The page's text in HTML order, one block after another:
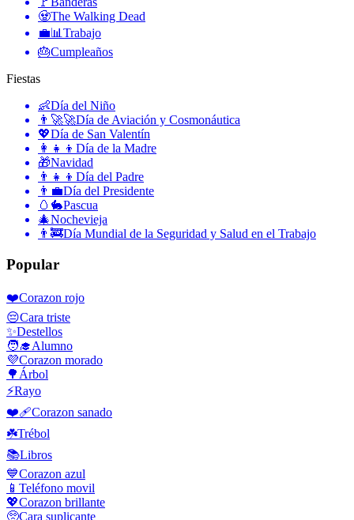
🧟The Walking Dead
💼📊 Trabajo
🎂Cumpleaños
Fiestas
👶Día del Niño
👨‍🚀🚀Día de Aviación y Cosmonáutica
💖Día de San Valentín
👩‍👧‍👦 Día de la Madre
🎁Navidad
👨‍👧‍👦 Día del Padre
👨‍💼Día del Presidente
🥚🐇Pascua
🎄Nochevieja
👨‍🚒Día Mundial de la Seguridad y Salud en el Trabajo
Popular
❤️Corazon rojo
😔Cara triste
✨Destellos
🧑‍🎓Alumno
💜Corazon morado
🌳 Árbol
⚡Rayo
❤️‍🩹Corazon sanado
☘️Trébol
📚Libros
💙Corazon azul
📱 Teléfono movil
💖Corazon brillante
🥺Cara suplicante